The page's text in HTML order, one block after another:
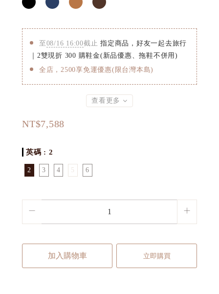
至 08/16 16:00截止 指定商品，好友一起去旅行
｜2雙現折 300 購鞋金(新品優惠、拖鞋不併用)
全店，2500享免運優惠(限台灣本島)
查看更多
NT$7,588
英碼 : 2
2 3 4 5 6
加入購物車 立即購買